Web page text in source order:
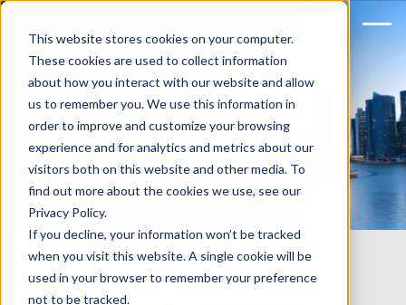
This website stores cookies on your computer.
These cookies are used to collect information
about how you interact with our website and allow
us to remember you. We use this information in
order to improve and customize your browsing
experience and for analytics and metrics about our
visitors both on this website and other media. To
find out more about the cookies we use, see our
Privacy Policy.
If you decline, your information won’t be tracked
when you visit this website. A single cookie will be
used in your browser to remember your preference
not to be tracked.
Bienvenue chez
Huble Singapour